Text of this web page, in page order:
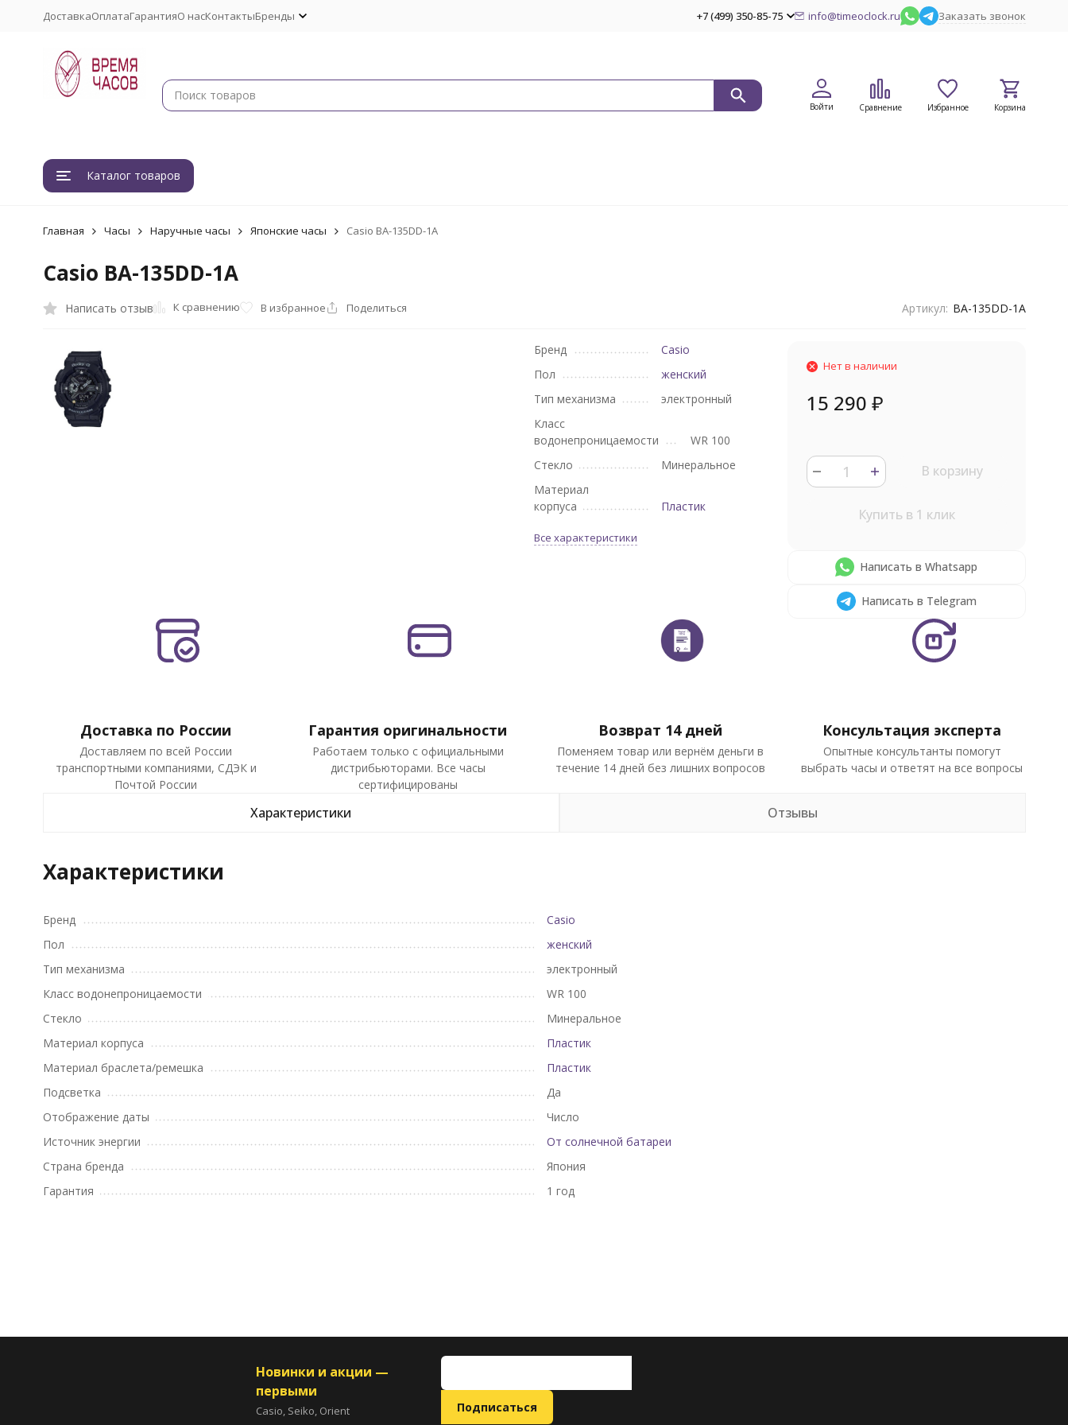
ДоставкаОплатаГарантияО насКонтактыБренды +7 (499) 350-85-75 info@timeoclock.ru Заказать звонок
Войти Сравнение Избранное Корзина
Каталог товаров
Главная Часы Наручные часы Японские часы Casio BA-135DD-1A
Casio BA-135DD-1A
Написать отзыв К сравнению В избранное Поделиться Артикул: BA-135DD-1A
Бренд
Casio
Пол
женский
Тип механизма
электронный
Класс
водонепроницаемости
WR 100
Стекло
Минеральное
Материал
корпуса
Пластик
Все характеристики
Нет в наличии
15 290 ₽
В корзину
Купить в 1 клик
Написать в Whatsapp
Написать в Telegram
Доставка по России
Доставляем по всей России
транспортными компаниями, СДЭК и
Почтой России
Гарантия оригинальности
Работаем только с официальными
дистрибьюторами. Все часы
сертифицированы
Возврат 14 дней
Поменяем товар или вернём деньги в
течение 14 дней без лишних вопросов
Консультация эксперта
Опытные консультанты помогут
выбрать часы и ответят на все вопросы
Характеристики Отзывы
Характеристики
Бренд
Casio
Пол
женский
Тип механизма
электронный
Класс водонепроницаемости
WR 100
Стекло
Минеральное
Материал корпуса
Пластик
Материал браслета/ремешка
Пластик
Подсветка
Да
Отображение даты
Число
Источник энергии
От солнечной батареи
Страна бренда
Япония
Гарантия
1 год
Новинки и акции —
первыми
Casio, Seiko, Orient